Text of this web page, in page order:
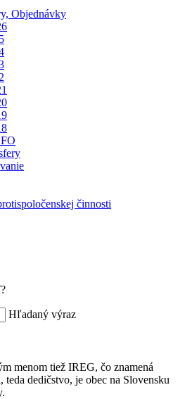
Objednávky
činnosti
Hľadaný výraz
menom tiež IREG, čo znamená
dedičstvo, je obec na Slovensku